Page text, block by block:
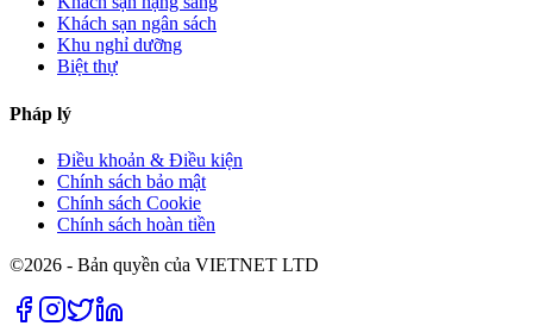
Khách sạn ngân sách
Khu nghỉ dưỡng
Biệt thự
Pháp lý
Điều khoản & Điều kiện
Chính sách bảo mật
Chính sách Cookie
Chính sách hoàn tiền
©2026 - Bản quyền của VIETNET LTD